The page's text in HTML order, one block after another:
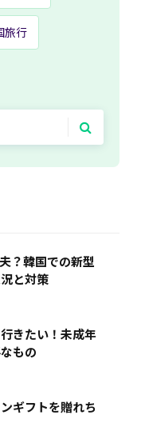
旅行
？韓国での新型
と対策
きたい！未成年
もの
ギフトを贈れち